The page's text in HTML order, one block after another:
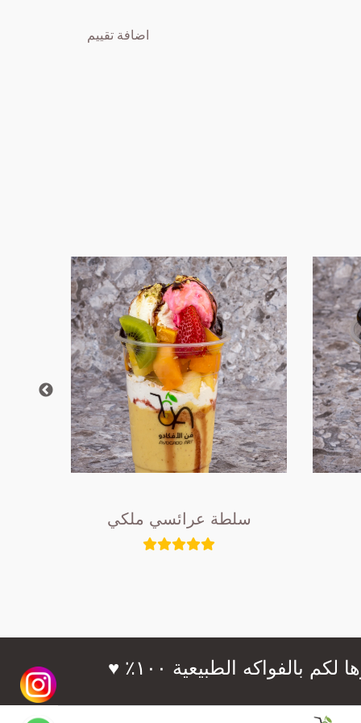
اضافة تقييم
سلطة عرائسي ملكي
الطبيعية ١٠٠٪؜ ♥️